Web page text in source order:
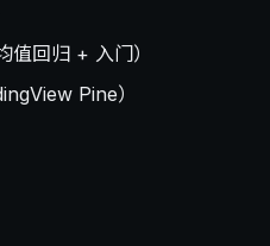
值回归 + 入门）
Pine）